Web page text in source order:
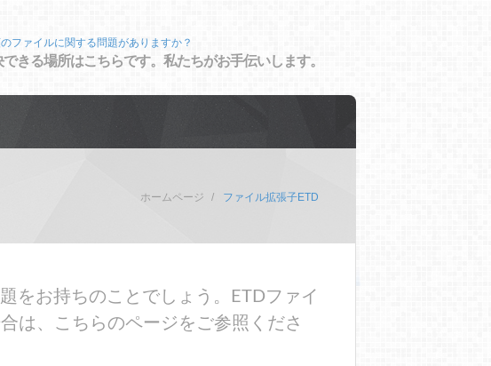
ファイルに関する問題がありますか？
できる場所はこちらです。私たちがお手伝いします。
ホームページ ファイル拡張子ETD
をお持ちのことでしょう。ETDファイ
は、こちらのページをご参照くださ